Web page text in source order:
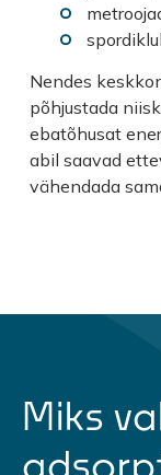
Nendes
põhjustada
ebatõhusat
abil saavad
vähendada
Miks